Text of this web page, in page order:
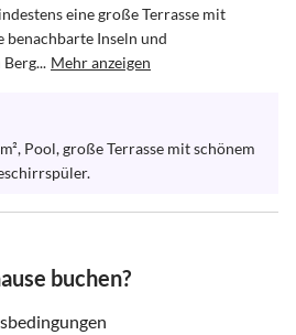
eine große Terrasse mit
Inseln und
Mehr anzeigen
Pool, große Terrasse mit schönem
buchen?